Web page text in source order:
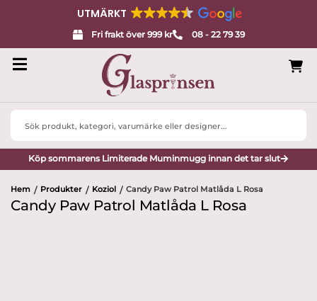
UTMÄRKT
Fri frakt över 999 kr 08 - 22 79 39
Search
Köp sommarens Limiterade Muminmugg innan det tar slut
Hem / Produkter / Koziol / Candy Paw Patrol Matlåda L Rosa
Candy Paw Patrol Matlåda L Rosa